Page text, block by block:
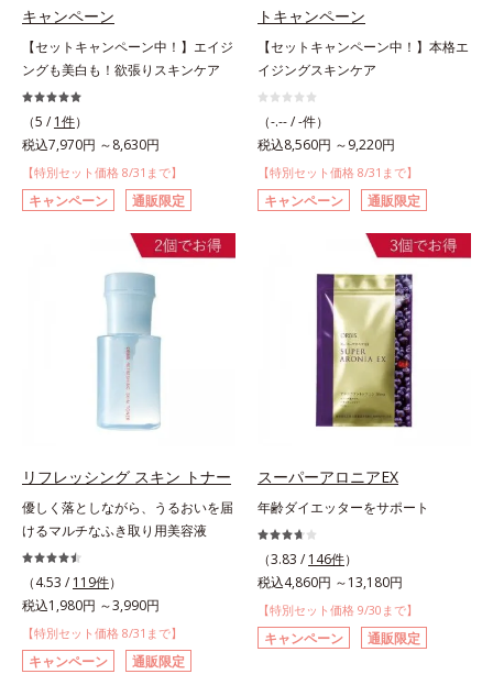
キャンペーン
【セットキャンペーン中！】エイジ
ングも美白も！欲張りスキンケア
（5 / 1件）
税込7,970円 ～8,630円
【特別セット価格 8/31まで】
キャンペーン 通販限定
トキャンペーン
【セットキャンペーン中！】本格エ
イジングスキンケア
（-.-- / -件）
税込8,560円 ～9,220円
【特別セット価格 8/31まで】
キャンペーン 通販限定
リフレッシング スキン トナー
優しく落としながら、うるおいを届
けるマルチなふき取り用美容液
（4.53 / 119件）
税込1,980円 ～3,990円
【特別セット価格 8/31まで】
キャンペーン
通販限定
スーパーアロニアEX
年齢ダイエッターをサポート
（3.83 / 146件）
税込4,860円 ～13,180円
【特別セット価格 9/30まで】
キャンペーン 通販限定